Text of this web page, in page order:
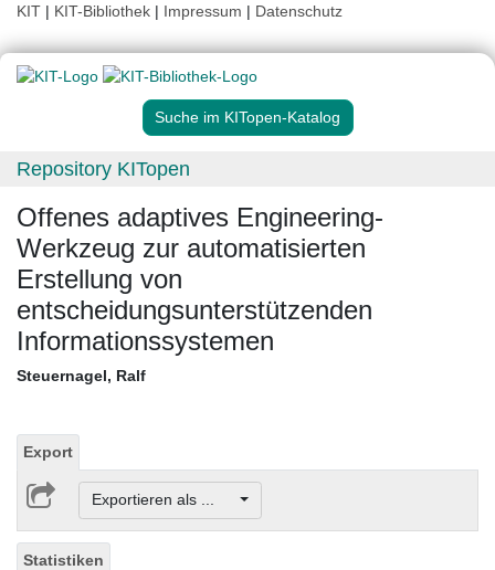
KIT | KIT-Bibliothek | Impressum | Datenschutz
Suche im KITopen-Katalog
Repository KITopen
Offenes adaptives Engineering-
Werkzeug zur automatisierten
Erstellung von
entscheidungsunterstützenden
Informationssystemen
Steuernagel, Ralf
Export
Exportieren als ...
Statistiken